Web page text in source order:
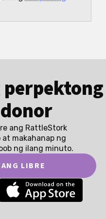
mong
kaysa sa
ang RattleStork
makahanap ng
ng ilang minuto.
LIBRE